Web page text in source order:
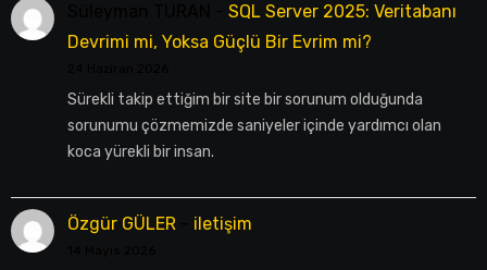
SQL Server 2025: Veritabanı
Devrimi mi, Yoksa Güçlü Bir Evrim mi?
Sürekli takip ettiğim bir site bir sorunum olduğunda
sorunumu çözmemizde saniyeler içinde yardımcı olan
koca yürekli bir insan.
Özgür GÜLER- iletişim